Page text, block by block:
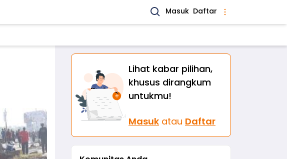
Masuk Daftar
Lihat kabar pilihan,
khusus dirangkum
untukmu!
Masuk atau Daftar